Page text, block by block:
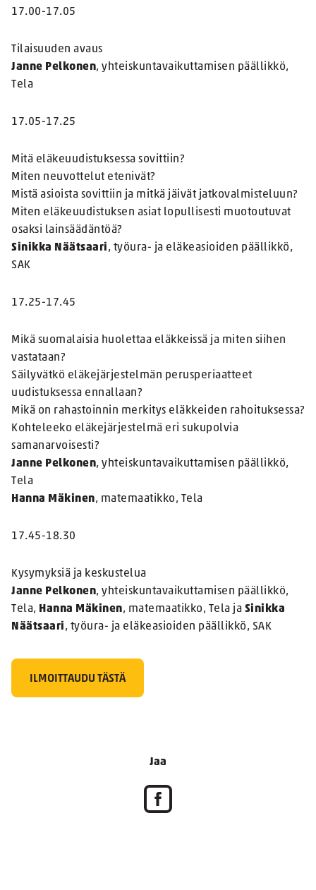
17.00-17.05
Tilaisuuden avaus
Janne Pelkonen, yhteiskuntavaikuttamisen päällikkö,
Tela
17.05-17.25
Mitä eläkeuudistuksessa sovittiin?
Miten neuvottelut etenivät?
Mistä asioista sovittiin ja mitkä jäivät jatkovalmisteluun?
Miten eläkeuudistuksen asiat lopullisesti muotoutuvat
osaksi lainsäädäntöä?
Sinikka Näätsaari, työura- ja eläkeasioiden päällikkö,
SAK
17.25-17.45
Mikä suomalaisia huolettaa eläkkeissä ja miten siihen
vastataan?
Säilyvätkö eläkejärjestelmän perusperiaatteet
uudistuksessa ennallaan?
Mikä on rahastoinnin merkitys eläkkeiden rahoituksessa?
Kohteleeko eläkejärjestelmä eri sukupolvia
samanarvoisesti?
Janne Pelkonen, yhteiskuntavaikuttamisen päällikkö,
Tela
Hanna Mäkinen, matemaatikko, Tela
17.45-18.30
Kysymyksiä ja keskustelua
Janne Pelkonen, yhteiskuntavaikuttamisen päällikkö,
Tela, Hanna Mäkinen, matemaatikko, Tela ja Sinikka
Näätsaari, työura- ja eläkeasioiden päällikkö, SAK
ILMOITTAUDU TÄSTÄ
Jaa